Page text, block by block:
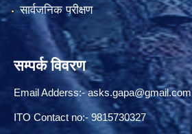
सार्वजनिक परीक्षण
सम्पर्क विवरण
Email Adderss:-asks.gapa@gmail.com
ITO Contact no:- 9815730327